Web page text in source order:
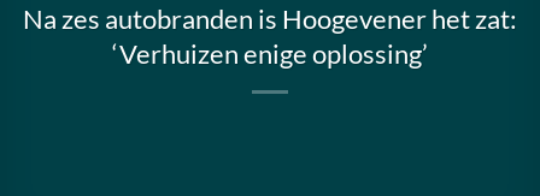
Na zes autobranden is Hoogevener het zat:
‘Verhuizen enige oplossing’